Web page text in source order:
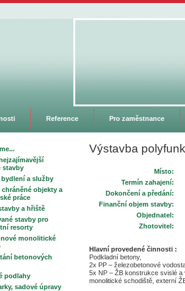
Výstavba
Místo:
Termín zahajení:
Dokončení a předání:
Finanční objem stavby:
Objednatel:
Zhotovitel:
Hlavní provedené činnosti :
Podkladní betony,
2x PP – železobetonové
5x NP – ŽB konstrukce svislé
monolitické schodiště, externí
stavby
a služby
chráněné objekty a
práce
a hřiště
stavby pro
resorty
monolitické
betonových
podlahy
sadové úpravy
Reference Pro zaměstnance